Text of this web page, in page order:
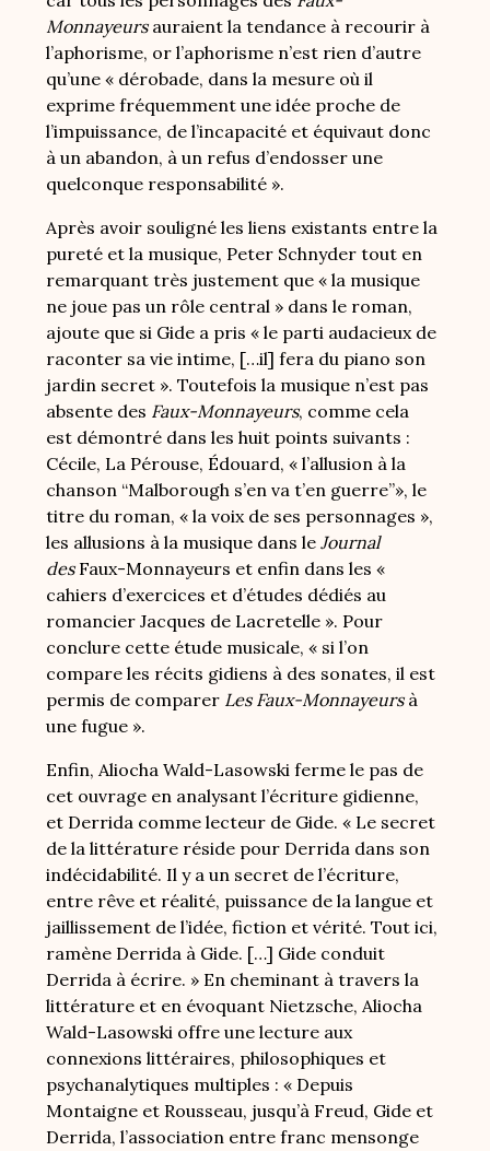
Monnayeursauraient la tendance à recourir à
l’aphorisme, or l’aphorisme n’est rien d’autre
qu’une « dérobade, dans la mesure où il
exprime fréquemment une idée proche de
l’impuissance, de l’incapacité et équivaut donc
à un abandon, à un refus d’endosser une
quelconque responsabilité ».
Après avoir souligné les liens existants entre la
pureté et la musique, Peter Schnyder tout en
remarquant très justement que « la musique
ne joue pas un rôle central » dans le roman,
ajoute que si Gide a pris « le parti audacieux de
raconter sa vie intime, […il] fera du piano son
jardin secret ». Toutefois la musique n’est pas
absente des Faux-Monnayeurs, comme cela
est démontré dans les huit points suivants :
Cécile, La Pérouse, Édouard, « l’allusion à la
chanson “Malborough s’en va t’en guerre”», le
titre du roman, « la voix de ses personnages »,
les allusions à la musique dans le Journal
desFaux-Monnayeurs et enfin dans les «
cahiers d’exercices et d’études dédiés au
romancier Jacques de Lacretelle ». Pour
conclure cette étude musicale, « si l’on
compare les récits gidiens à des sonates, il est
permis de comparer Les Faux-Monnayeurs à
une fugue ».
Enfin, Aliocha Wald-Lasowski ferme le pas de
cet ouvrage en analysant l’écriture gidienne,
et Derrida comme lecteur de Gide. « Le secret
de la littérature réside pour Derrida dans son
indécidabilité. Il y a un secret de l’écriture,
entre rêve et réalité, puissance de la langue et
jaillissement de l’idée, fiction et vérité. Tout ici,
ramène Derrida à Gide. […] Gide conduit
Derrida à écrire. » En cheminant à travers la
littérature et en évoquant Nietzsche, Aliocha
Wald-Lasowski offre une lecture aux
connexions littéraires, philosophiques et
psychanalytiques multiples : « Depuis
Montaigne et Rousseau, jusqu’à Freud, Gide et
Derrida, l’association entre franc mensonge